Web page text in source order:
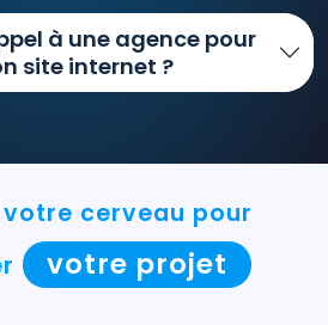
à une agence pour
site internet ?
cerveau pour
votre projet